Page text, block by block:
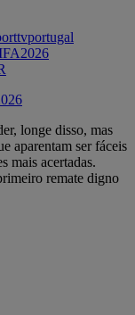
longe disso, mas
aparentam ser fáceis
mais acertadas.
remate digno